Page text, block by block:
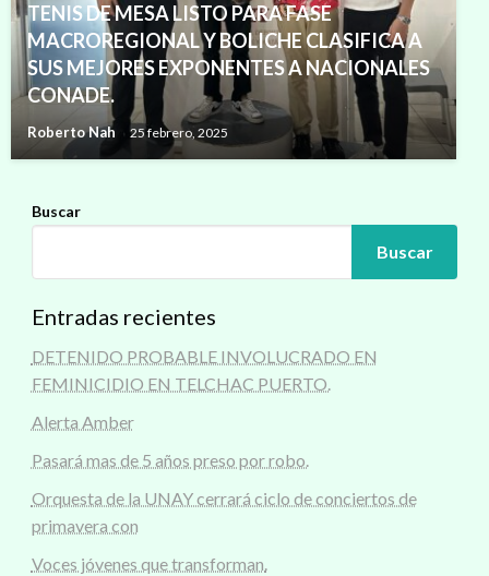
TENIS DE MESA LISTO PARA FASE
MACROREGIONAL Y BOLICHE CLASIFICA A
SUS MEJORES EXPONENTES A NACIONALES
CONADE.
Roberto Nah 25 febrero, 2025
Buscar
Buscar
Entradas recientes
DETENIDO PROBABLE INVOLUCRADO EN
FEMINICIDIO EN TELCHAC PUERTO.
Alerta Amber
Pasará mas de 5 años preso por robo.
Orquesta de la UNAY cerrará ciclo de conciertos de
primavera con
Voces jóvenes que transforman.